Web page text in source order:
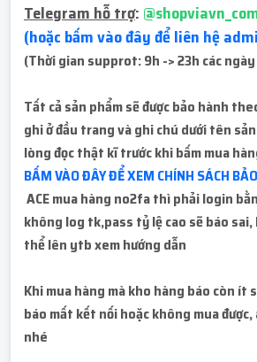
Telegram hỗ trợ:
(hoặc bấm vào đây để liên hệ
(Thời gian supprot: 9h -> 23h các
Tất cả sản phẩm sẽ được bảo hành
ghi ở đầu trang và ghi chú dưới tên
lòng đọc thật kĩ trước khi bấm mua
BẤM VÀO ĐÂY ĐỂ XEM CHÍNH SÁCH
ACE mua hàng no2fa thì phải login
không log tk,pass tỷ lệ cao sẽ báo
thể lên ytb xem hướng dẫn
Khi mua hàng mà kho hàng báo còn ít
báo mất kết nối hoặc không mua
nhé